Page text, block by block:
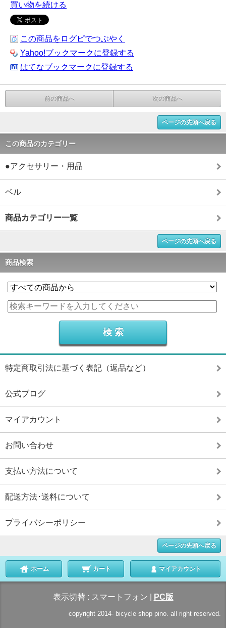
買い物を続ける
この商品をログピでつぶやく
Yahoo!ブックマークに登録する
はてなブックマークに登録する
前の商品へ 次の商品へ
ページの先頭へ戻る
この商品のカテゴリー
●アクセサリー・用品
ベル
商品カテゴリー一覧
ページの先頭へ戻る
商品検索
特定商取引法に基づく表記（返品など）
公式ブログ
マイアカウント
お問い合わせ
支払い方法について
配送方法･送料について
プライバシーポリシー
ページの先頭へ戻る
ホーム カート マイアカウント
表示切替 : スマートフォン PC版
copyright 2014- bicycle shop pino. all right reserved.